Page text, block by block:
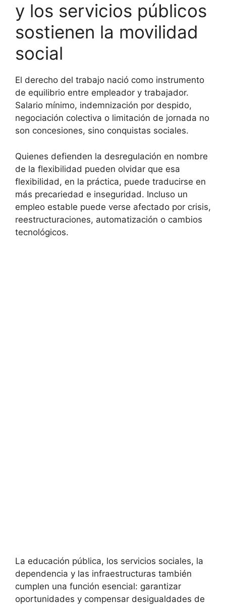
y los servicios públicos
sostienen la movilidad
social
El derecho del trabajo nació como instrumento
de equilibrio entre empleador y trabajador.
Salario mínimo, indemnización por despido,
negociación colectiva o limitación de jornada no
son concesiones, sino conquistas sociales.
Quienes defienden la desregulación en nombre
de la flexibilidad pueden olvidar que esa
flexibilidad, en la práctica, puede traducirse en
más precariedad e inseguridad. Incluso un
empleo estable puede verse afectado por crisis,
reestructuraciones, automatización o cambios
tecnológicos.
La educación pública, los servicios sociales, la
dependencia y las infraestructuras también
cumplen una función esencial: garantizar
oportunidades y compensar desigualdades de